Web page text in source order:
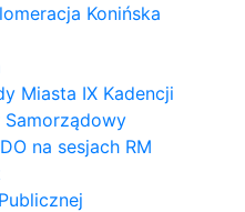
Konińska
Miasta IX Kadencji
Samorządowy
na sesjach RM